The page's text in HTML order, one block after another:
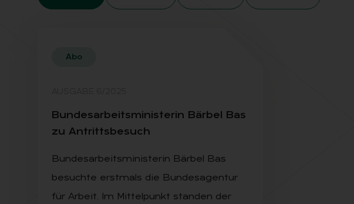
Abo
Bun­des­ar­beits­mi­nis­te­rin Bär­bel Bas
zu An­tritts­be­such
Bundesarbeitsministerin Bärbel Bas
besuchte erstmals die Bundesagentur
für Arbeit. Im Mittelpunkt standen der